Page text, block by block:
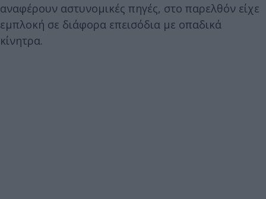
αναφέρουν αστυνομικές πηγές, στο παρελθόν είχε
εμπλοκή σε διάφορα επεισόδια με οπαδικά
κίνητρα.